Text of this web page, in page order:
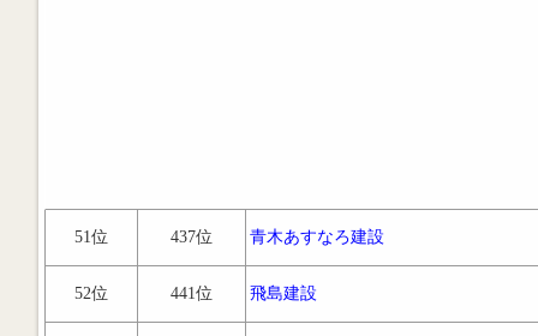
51位 437位 青木あすなろ建設
52位 441位 飛島建設